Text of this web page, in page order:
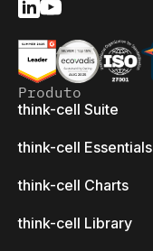
Produto
think-cell Suite
think-cell Essentials
think-cell Charts
think-cell Library